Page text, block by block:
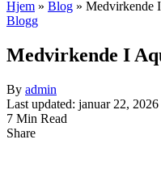
Hjem » Blog » Medvirkende
Blogg
Medvirkende I
By admin
Last updated: januar 22, 2026
7 Min Read
Share